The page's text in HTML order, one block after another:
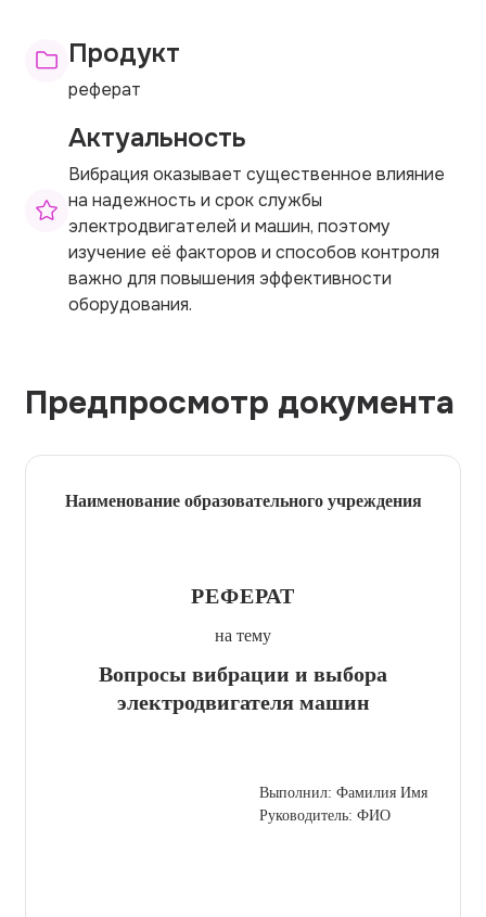
Продукт
реферат
Актуальность
Вибрация оказывает существенное влияние
на надежность и срок службы
электродвигателей и машин, поэтому
изучение её факторов и способов контроля
важно для повышения эффективности
оборудования.
Предпросмотр документа
Наименование образовательного учреждения
РЕФЕРАТ
на тему
Вопросы вибрации и выбора
электродвигателя машин
Выполнил: Фамилия Имя
Руководитель: ФИО